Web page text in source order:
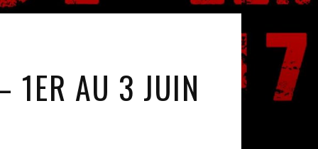
1ER AU 3 JUIN